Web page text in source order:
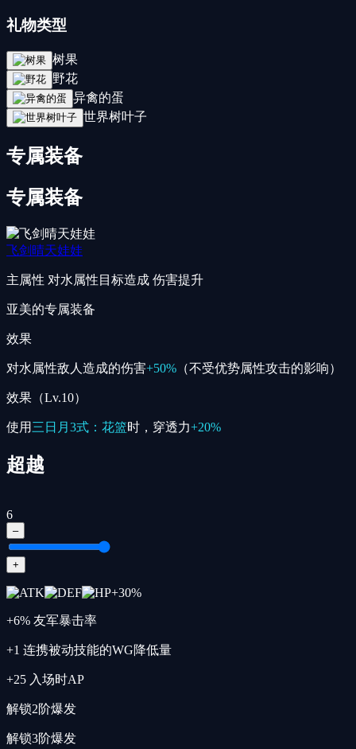
礼物类型
树果
野花
异禽的蛋
世界树叶子
专属装备
专属装备
飞剑晴天娃娃
主属性 对水属性目标造成 伤害提升
亚美的专属装备
效果
对水属性敌人造成的伤害+50% （不受优势属性攻击的影响）
效果（Lv.10）
使用 三日月3式：花篮时，穿透力+20%
超越
6
–
+
+30%
+6% 友军暴击率
+1 连携被动技能的WG降低量
+25 入场时AP
解锁2阶爆发
解锁3阶爆发